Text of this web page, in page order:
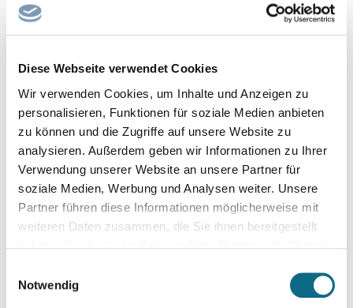
Diese Webseite verwendet Cookies
Wir verwenden Cookies, um Inhalte und Anzeigen zu
personalisieren, Funktionen für soziale Medien anbieten
zu können und die Zugriffe auf unsere Website zu
analysieren. Außerdem geben wir Informationen zu Ihrer
Verwendung unserer Website an unsere Partner für
soziale Medien, Werbung und Analysen weiter. Unsere
Partner führen diese Informationen möglicherweise mit
weiteren Daten zusammen, die Sie ihnen bereitgestellt
Notwendig
Du möchtest Deine Erfahrung in Architektur oder
Bauingenieurwesen in anspruchsvolle Bauprojekte einbringen
Dann freuen wir uns auf Deine Bewerbung!
Kontakt:
Jörn Henning
Schildescher Straße 101
33611 Bielefeld
Telefon: +49 521 801 2210
E-Mail: joern.henning@johanniswerk-proservice.de
Unternehmenswebsite.